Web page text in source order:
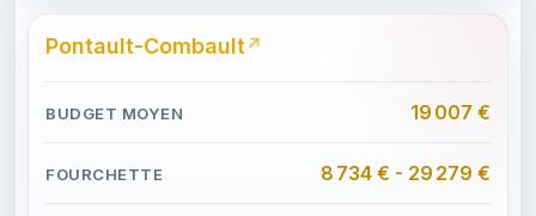
Pontault-Combault
19 007 €
8 734 € - 29 279 €